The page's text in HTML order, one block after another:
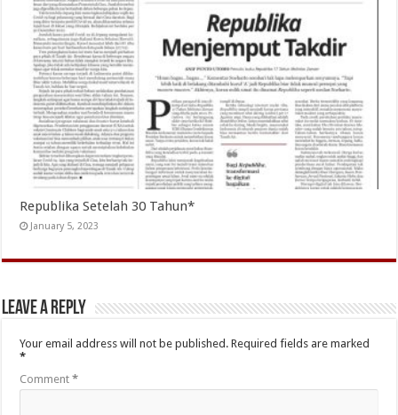
Republika Setelah 30 Tahun*
January 5, 2023
Leave a Reply
Your email address will not be published. Required fields are marked
*
Comment*